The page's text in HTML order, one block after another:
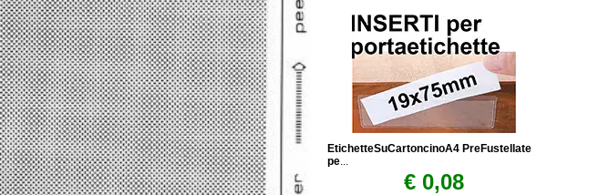
EtichetteSuCartoncinoA4 PreFustellate
pe...
€ 0,08